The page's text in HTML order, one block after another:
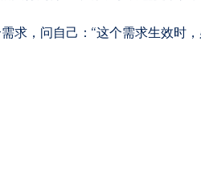
求，问自己：“这个需求生效时